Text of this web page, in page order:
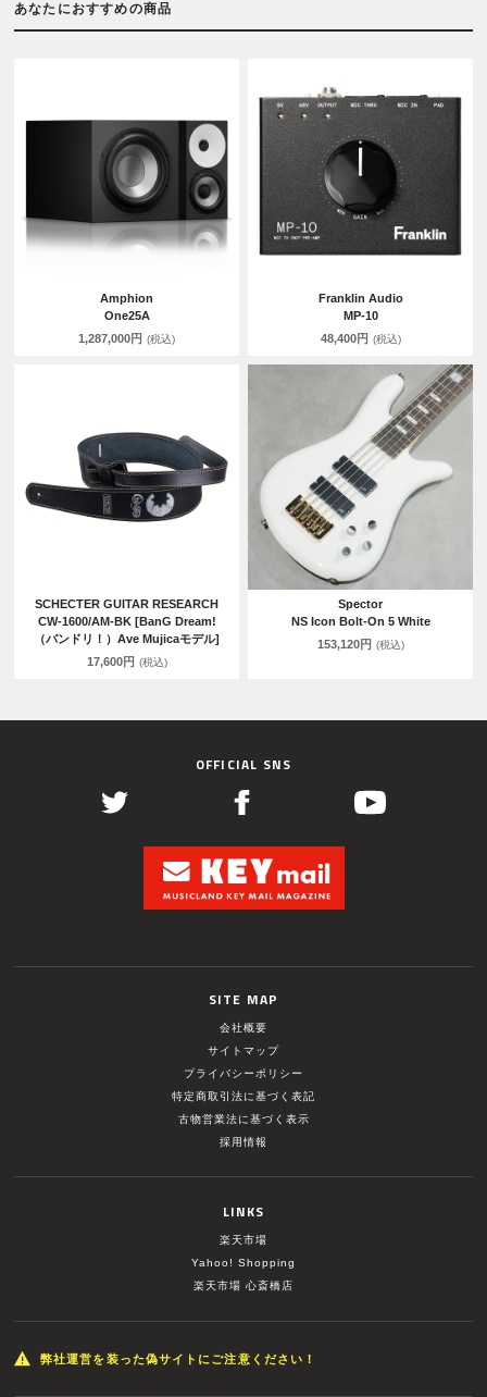
あなたにおすすめの商品
Amphion
One25A
1,287,000円 (税込)
Franklin Audio
MP-10
48,400円 (税込)
SCHECTER GUITAR RESEARCH
CW-1600/AM-BK [BanG Dream!
（バンドリ！）Ave Mujicaモデル]
17,600円 (税込)
Spector
NS Icon Bolt-On 5 White
153,120円 (税込)
OFFICIAL SNS
SITE MAP
会社概要
サイトマップ
プライバシーポリシー
特定商取引法に基づく表記
古物営業法に基づく表示
採用情報
LINKS
楽天市場
Yahoo! Shopping
楽天市場 心斎橋店
弊社運営を装った偽サイトにご注意ください！